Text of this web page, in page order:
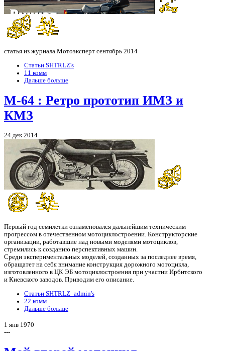
статья из журнала Мотоэксперт сентябрь 2014
Статьи SHTRLZ's
11 комм
Дальше больше
М-64 : Ретро прототип ИМЗ и
КМЗ
24 дек 2014
Первый год семилетки ознаменовался дальнейшим техническим
прогрессом в отечественном мотоциклостроении. Конструкторские
организации, работавшие над новыми моделями мотоциклов,
стремились к созданию перспективных машин.
Среди экспериментальных моделей, созданных за последнее время,
обращатет на себя внимание конструкция дорожного мотоцикла,
изготовленного в ЦК ЭБ мотоциклостроения при участии Ирбитского
и Киевского заводов. Приводим его описание.
Статьи SHTRLZ_admin's
22 комм
Дальше больше
1 янв 1970
---